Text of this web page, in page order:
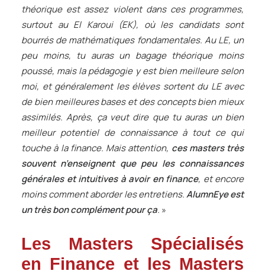
théorique est assez violent dans ces programmes,
surtout au El Karoui (EK), où les candidats sont
bourrés de mathématiques fondamentales. Au LE, un
peu moins, tu auras un bagage théorique moins
poussé, mais la pédagogie y est bien meilleure selon
moi, et généralement les élèves sortent du LE avec
de bien meilleures bases et des concepts bien mieux
assimilés. Après, ça veut dire que tu auras un bien
meilleur potentiel de connaissance à tout ce qui
touche à la finance. Mais attention, ces masters très
souvent n’enseignent que peu les connaissances
générales et intuitives à avoir en finance, et encore
moins comment aborder les entretiens.AlumnEye est
un très bon complément pour ça. »
Les Masters Spécialisés
en Finance et les Masters